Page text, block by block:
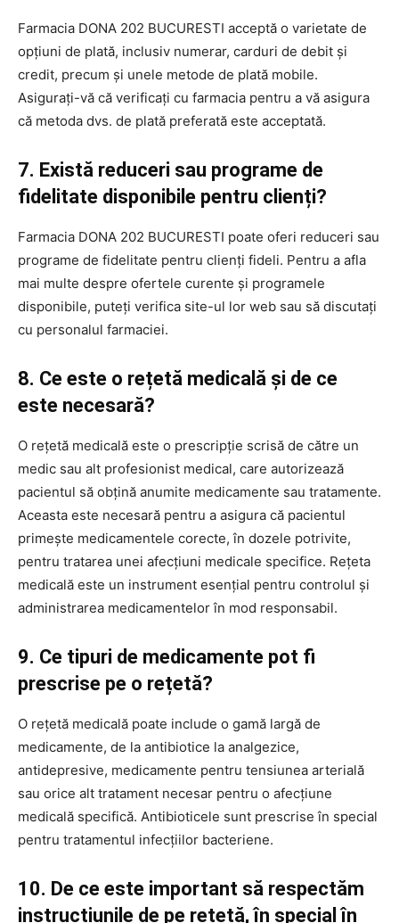
Farmacia DONA 202 BUCURESTI acceptă o varietate de
opțiuni de plată, inclusiv numerar, carduri de debit și
credit, precum și unele metode de plată mobile.
Asigurați-vă că verificați cu farmacia pentru a vă asigura
că metoda dvs. de plată preferată este acceptată.
7. Există reduceri sau programe de
fidelitate disponibile pentru clienți?
Farmacia DONA 202 BUCURESTI poate oferi reduceri sau
programe de fidelitate pentru clienți fideli. Pentru a afla
mai multe despre ofertele curente și programele
disponibile, puteți verifica site-ul lor web sau să discutați
cu personalul farmaciei.
8. Ce este o rețetă medicală și de ce
este necesară?
O rețetă medicală este o prescripție scrisă de către un
medic sau alt profesionist medical, care autorizează
pacientul să obțină anumite medicamente sau tratamente.
Aceasta este necesară pentru a asigura că pacientul
primește medicamentele corecte, în dozele potrivite,
pentru tratarea unei afecțiuni medicale specifice. Rețeta
medicală este un instrument esențial pentru controlul și
administrarea medicamentelor în mod responsabil.
9. Ce tipuri de medicamente pot fi
prescrise pe o rețetă?
O rețetă medicală poate include o gamă largă de
medicamente, de la antibiotice la analgezice,
antidepresive, medicamente pentru tensiunea arterială
sau orice alt tratament necesar pentru o afecțiune
medicală specifică. Antibioticele sunt prescrise în special
pentru tratamentul infecțiilor bacteriene.
10. De ce este important să respectăm
instrucțiunile de pe rețetă, în special în